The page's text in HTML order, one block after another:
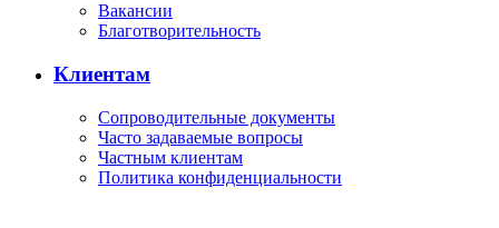
Вакансии
Благотворительность
Клиентам
Сопроводительные документы
Часто задаваемые вопросы
Частным клиентам
Политика конфиденциальности